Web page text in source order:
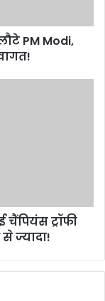
PM Modi,
चैंपियंस ट्रॉफी
ज्यादा!